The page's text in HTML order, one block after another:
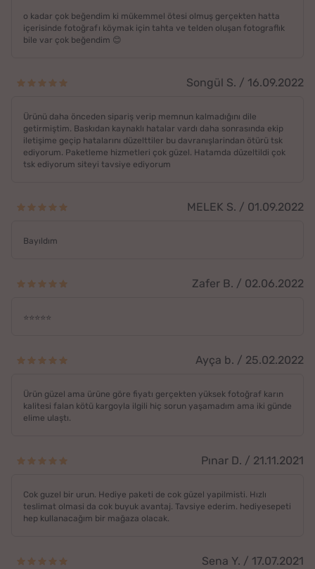
o kadar çok beğendim ki mükemmel ötesi olmuş gerçekten hatta
içerisinde fotoğrafı köymak için tahta ve telden oluşan fotograflık
bile var çok beğendim 😊
Songül S. / 16.09.2022
Ürünü daha önceden sipariş verip memnun kalmadığını dile
getirmiştim. Baskıdan kaynaklı hatalar vardı daha sonrasında ekip
iletişime geçip hatalarını düzelttiler bu davranışlarindan ötürü tsk
ediyorum. Paketleme hizmetleri çok güzel. Hatamda düzeltildi çok
tsk ediyorum siteyi tavsiye ediyorum
MELEK S. / 01.09.2022
Bayıldım
Zafer B. / 02.06.2022
⭐️⭐️⭐️⭐️⭐️
Ayça b. / 25.02.2022
Ürün güzel ama ürüne göre fiyatı gerçekten yüksek fotoğraf karın
kalitesi falan kötü kargoyla ilgili hiç sorun yaşamadım ama iki günde
elime ulaştı.
Pınar D. / 21.11.2021
Cok guzel bir urun. Hediye paketi de cok güzel yapilmisti. Hızlı
teslimat olmasi da cok buyuk avantaj. Tavsiye ederim. hediyesepeti
hep kullanacağım bir mağaza olacak.
Sena Y. / 17.07.2021